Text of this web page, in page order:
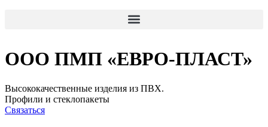
ООО ПМП «ЕВРО-ПЛАСТ»
Высококачественные изделия из ПВХ.
Профили и стеклопакеты
Связаться